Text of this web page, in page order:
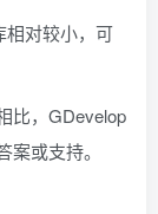
相对较小，可
比，GDevelop
或支持。